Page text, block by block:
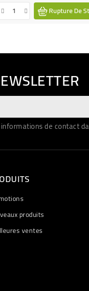
Rupture De
de contact
produits
ventes